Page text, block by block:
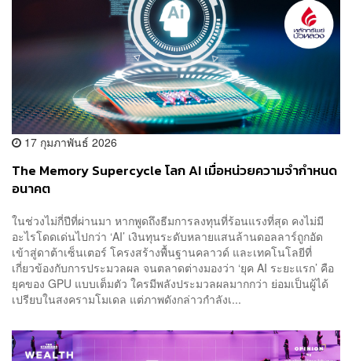
17 กุมภาพันธ์ 2026
The Memory Supercycle โลก AI เมื่อหน่วยความจำกำหนด
อนาคต
ในช่วงไม่กี่ปีที่ผ่านมา หากพูดถึงธีมการลงทุนที่ร้อนแรงที่สุด คงไม่มี
อะไรโดดเด่นไปกว่า ‘AI’ เงินทุนระดับหลายแสนล้านดอลลาร์ถูกอัด
เข้าสู่ดาต้าเซ็นเตอร์ โครงสร้างพื้นฐานคลาวด์ และเทคโนโลยีที่
เกี่ยวข้องกับการประมวลผล จนตลาดต่างมองว่า ‘ยุค AI ระยะแรก’ คือ
ยุคของ GPU แบบเต็มตัว ใครมีพลังประมวลผลมากกว่า ย่อมเป็นผู้ได้
เปรียบในสงครามโมเดล แต่ภาพดังกล่าวกำลังเ...